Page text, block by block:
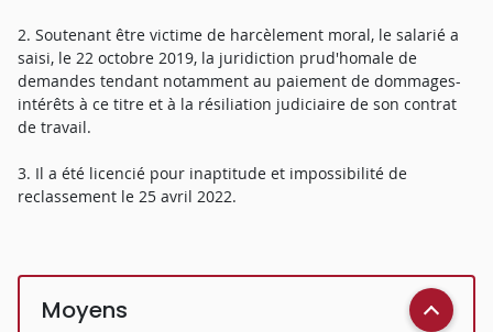
2. Soutenant être victime de harcèlement moral, le salarié a
saisi, le 22 octobre 2019, la juridiction prud'homale de
demandes tendant notamment au paiement de dommages-
intérêts à ce titre et à la résiliation judiciaire de son contrat
de travail.
3. Il a été licencié pour inaptitude et impossibilité de
reclassement le 25 avril 2022.
Moyens